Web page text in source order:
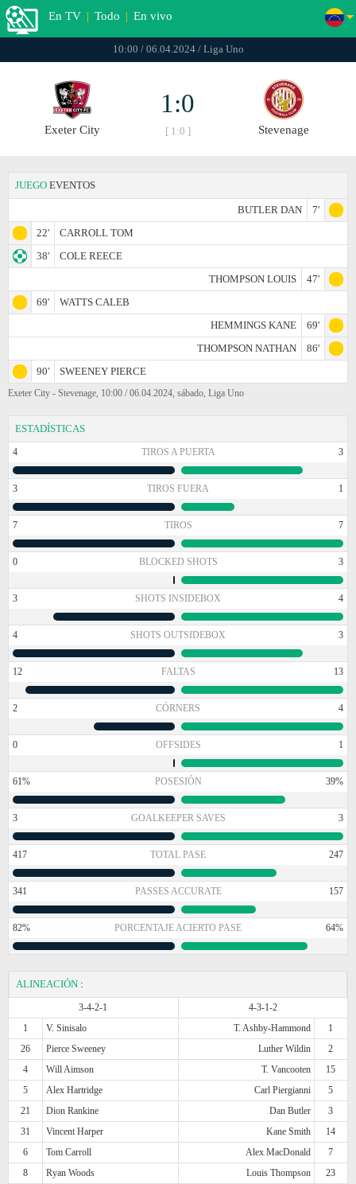
En TV | Todo | En vivo
10:00 / 06.04.2024 / Liga Uno
Exeter City
1:0
[ 1:0 ] Stevenage
JUEGO EVENTOS
BUTLER DAN
7'
22'
CARROLL TOM
38'
COLE REECE
THOMPSON LOUIS
47'
69'
WATTS CALEB
HEMMINGS KANE
69'
THOMPSON NATHAN
86'
90'
SWEENEY PIERCE
Exeter City - Stevenage, 10:00 / 06.04.2024, sábado, Liga Uno
ESTADÍSTICAS
4 TIROS A PUERTA 3
3 TIROS FUERA 1
7 TIROS 7
0 BLOCKED SHOTS 3
3 SHOTS INSIDEBOX 4
4 SHOTS OUTSIDEBOX 3
12 FALTAS 13
2 CÓRNERS 4
0 OFFSIDES 1
61% POSESIÓN 39%
3 GOALKEEPER SAVES 3
417 TOTAL PASE 247
341 PASSES ACCURATE 157
82% PORCENTAJE ACIERTO PASE 64%
ALINEACIÓN :
3-4-2-1
4-3-1-2
1
V. Sinisalo T. Ashby-Hammond
1
26
Pierce Sweeney Luther Wildin
2
4
Will Aimson T. Vancooten
15
5
Alex Hartridge Carl Piergianni
5
21
Dion Rankine Dan Butler
3
31
Vincent Harper Kane Smith
14
6
Tom Carroll Alex MacDonald
7
8
Ryan Woods Louis Thompson
23